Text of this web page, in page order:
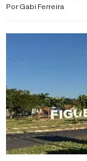
PorGabi Ferreira